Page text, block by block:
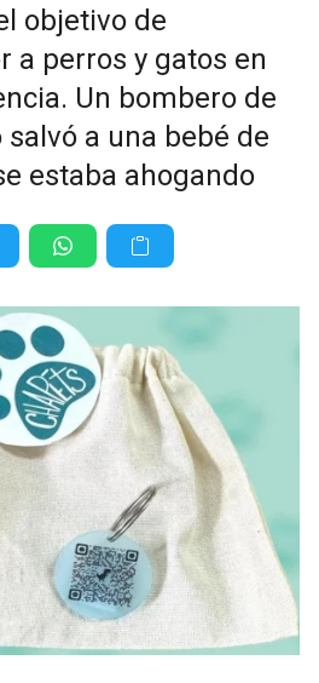
objetivo de
a perros y gatos en
Un bombero de
a una bebé de
estaba ahogando